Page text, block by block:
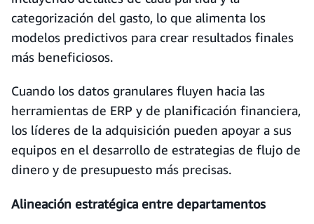
categorización del gasto, lo que alimenta los
modelos predictivos para crear resultados finales
más beneficiosos.
Cuando los datos granulares fluyen hacia las
herramientas de ERP y de planificación financiera,
los líderes de la adquisición pueden apoyar a sus
equipos en el desarrollo de estrategias de flujo de
dinero y de presupuesto más precisas.
Alineación estratégica entre departamentos